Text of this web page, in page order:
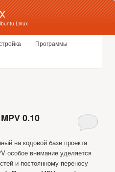
Linux
содержимомуПрограммы
0.10
на кодовой базе проекта
особое внимание уделяется
и постоянному переносу